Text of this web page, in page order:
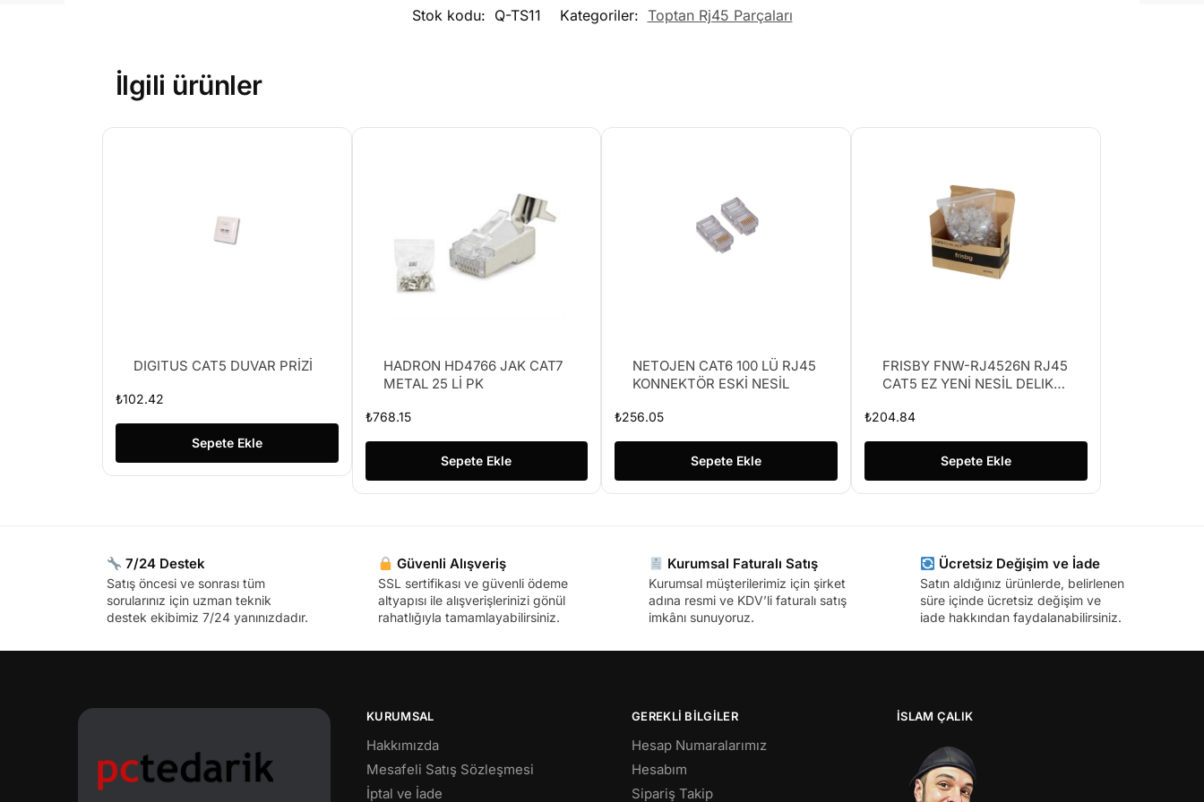
Stok kodu: Q-TS11 Kategoriler: Toptan Rj45 Parçaları
İlgili ürünler
DIGITUS CAT5 DUVAR PRİZİ
₺102.42
Sepete Ekle
HADRON HD4766 JAK CAT7
METAL 25 Lİ PK
₺768.15
Sepete Ekle
NETOJEN CAT6 100 LÜ RJ45
KONNEKTÖR ESKİ NESİL
₺256.05
Sepete Ekle
FRISBY FNW-RJ4526N RJ45
CAT5 EZ YENİ NESİL DELIKLI
₺204.84
Sepete Ekle
7/24 Destek
Satış öncesi ve sonrası tüm
sorularınız için uzman teknik
destek ekibimiz 7/24 yanınızdadır.
Güvenli Alışveriş
SSL sertifikası ve güvenli ödeme
altyapısı ile alışverişlerinizi gönül
rahatlığıyla tamamlayabilirsiniz.
Kurumsal Faturalı Satış
Kurumsal müşterilerimiz için şirket
adına resmi ve KDV’li faturalı satış
imkânı sunuyoruz.
Ücretsiz Değişim ve İade
Satın aldığınız ürünlerde, belirlenen
süre içinde ücretsiz değişim ve
iade hakkından faydalanabilirsiniz.
KURUMSAL
Hakkımızda
Mesafeli Satış Sözleşmesi
İptal ve İade
GEREKLİ BİLGİLER
Hesap Numaralarımız
Hesabım
Sipariş Takip
İSLAM ÇALIK